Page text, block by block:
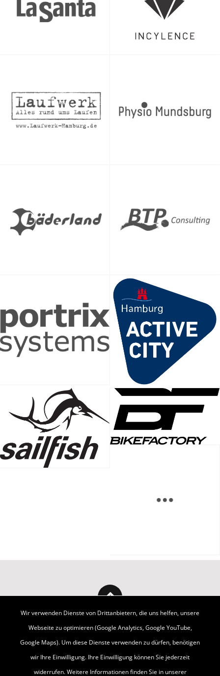
Wir verwenden Dienste von Drittanbietern, die uns helfen, unsere
Webseite zu optimieren (Google Analytics, Google YouTube,
Google Maps). Um diese Dienste verwenden zu dürfen, benötigen
wir Ihre Einwilligung. Ihre Einwilligung können Sie jederzeit
widerrufen. Weitere Informationen finden Sie in unserer